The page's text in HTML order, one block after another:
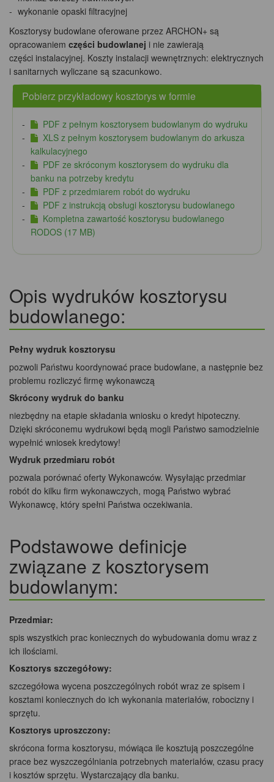
wykonanie opaski filtracyjnej
Kosztorysy budowlane oferowane przez ARCHON+ są
opracowaniem części budowlanej i nie zawierają
części instalacyjnej. Koszty instalacji wewnętrznych: elektrycznych
i sanitarnych wyliczane są szacunkowo.
Pobierz przykładowy kosztorys w formie
PDF z pełnym kosztorysem budowlanym do wydruku
XLS z pełnym kosztorysem budowlanym do arkusza
kalkulacyjnego
PDF ze skróconym kosztorysem do wydruku dla
banku na potrzeby kredytu
PDF z przedmiarem robót do wydruku
PDF z instrukcją obsługi kosztorysu budowlanego
Kompletna zawartość kosztorysu budowlanego
RODOS (17 MB)
Opis wydruków kosztorysu
budowlanego:
Pełny wydruk kosztorysu
pozwoli Państwu koordynować prace budowlane, a następnie bez
problemu rozliczyć firmę wykonawczą
Skrócony wydruk do banku
niezbędny na etapie składania wniosku o kredyt hipoteczny.
Dzięki skróconemu wydrukowi będą mogli Państwo samodzielnie
wypełnić wniosek kredytowy!
Wydruk przedmiaru robót
pozwala porównać oferty Wykonawców. Wysyłając przedmiar
robót do kilku firm wykonawczych, mogą Państwo wybrać
Wykonawcę, który spełni Państwa oczekiwania.
Podstawowe definicje
związane z kosztorysem
budowlanym:
Przedmiar:
spis wszystkich prac koniecznych do wybudowania domu wraz z
ich ilościami.
Kosztorys szczegółowy:
szczegółowa wycena poszczególnych robót wraz ze spisem i
kosztami koniecznych do ich wykonania materiałów, robocizny i
sprzętu.
Kosztorys uproszczony:
skrócona forma kosztorysu, mówiąca ile kosztują poszczególne
prace bez wyszczególniania potrzebnych materiałów, czasu pracy
i kosztów sprzętu. Wystarczający dla banku.